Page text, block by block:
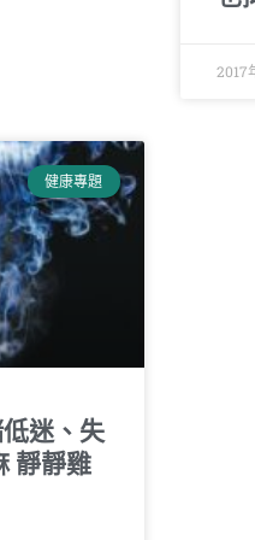
2017
健康專題
低迷、失
靜靜雞